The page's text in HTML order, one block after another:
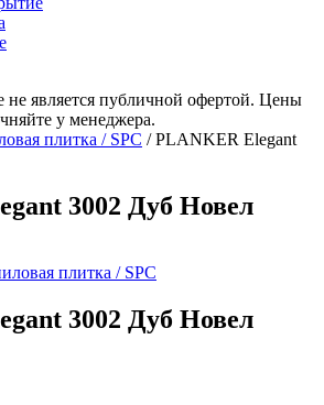
не является публичной офертой. Цены
у менеджера.
плитка / SPС / PLANKER Elegant
3002 Дуб Новел
плитка / SPС
3002 Дуб Новел